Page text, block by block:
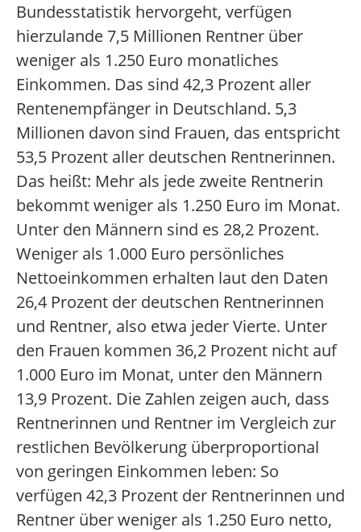
Bundesstatistik hervorgeht, verfügen
hierzulande 7,5 Millionen Rentner über
weniger als 1.250 Euro monatliches
Einkommen. Das sind 42,3 Prozent aller
Rentenempfänger in Deutschland. 5,3
Millionen davon sind Frauen, das entspricht
53,5 Prozent aller deutschen Rentnerinnen.
Das heißt: Mehr als jede zweite Rentnerin
bekommt weniger als 1.250 Euro im Monat.
Unter den Männern sind es 28,2 Prozent.
Weniger als 1.000 Euro persönliches
Nettoeinkommen erhalten laut den Daten
26,4 Prozent der deutschen Rentnerinnen
und Rentner, also etwa jeder Vierte. Unter
den Frauen kommen 36,2 Prozent nicht auf
1.000 Euro im Monat, unter den Männern
13,9 Prozent. Die Zahlen zeigen auch, dass
Rentnerinnen und Rentner im Vergleich zur
restlichen Bevölkerung überproportional
von geringen Einkommen leben: So
verfügen 42,3 Prozent der Rentnerinnen und
Rentner über weniger als 1.250 Euro netto,